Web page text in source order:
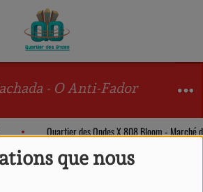
que nous
- O Anti-Fador
Quartier des Ondes X 808 Bloom - Marché